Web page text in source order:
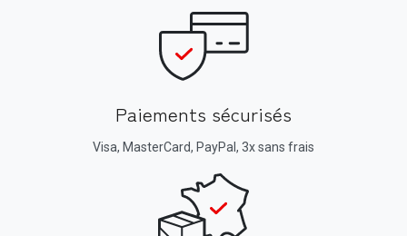
Paiements sécurisés
Visa, MasterCard, PayPal, 3x sans frais